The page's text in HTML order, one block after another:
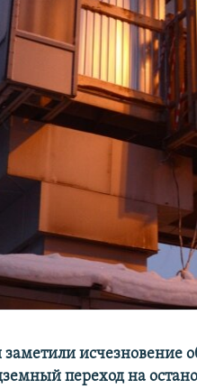
исчезновение
переход на